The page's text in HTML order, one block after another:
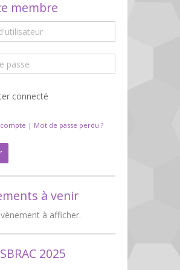
membre
connecté
| Mot de passe perdu ?
à venir
à afficher.
2025